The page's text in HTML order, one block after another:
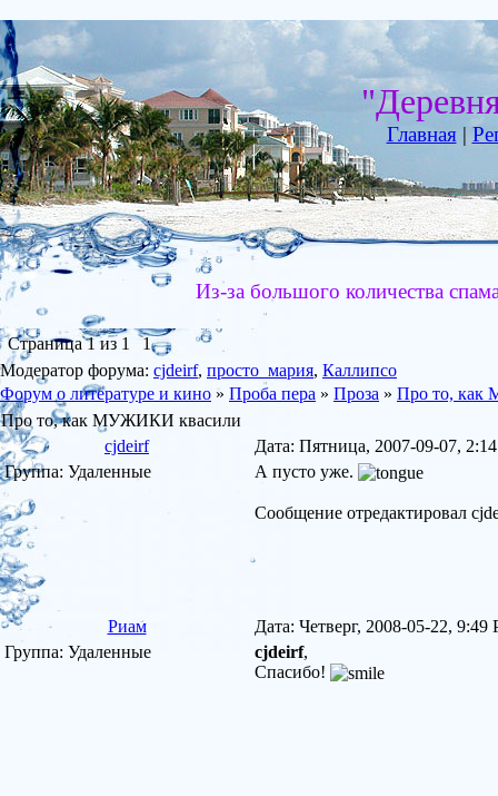
Главная|
Из-за большого количества
Страница1из 1
1
Модератор форума: cjdeirf, просто_мария, Каллипсо
Форум о литературе и кино » Проба пера » Проза » Про то,
Про то, как МУЖИКИ квасили
cjdeirf
Дата: Пятница, 2007-09-07,
Группа: Удаленные
А пусто уже.
Сообщение отредактировал
Риам
Дата: Четверг, 2008-05-22,
Группа: Удаленные
cjdeirf,
Спасибо!